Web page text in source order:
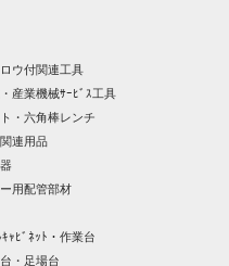
ウ付関連工具
産業機械ｻｰﾋﾞｽ工具
・六角棒レンチ
連用品
用配管部材
ｬﾋﾞﾈｯﾄ・作業台
・足場台